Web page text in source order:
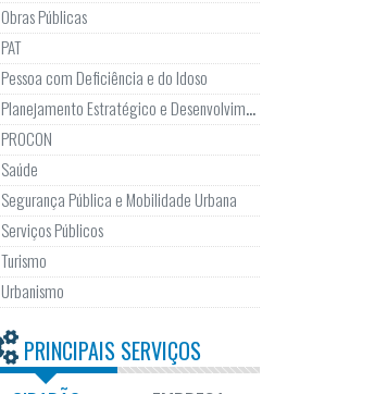
Obras Públicas
PAT
Pessoa com Deficiência e do Idoso
Planejamento Estratégico e Desenvolvimento
PROCON
Saúde
Segurança Pública e Mobilidade Urbana
Serviços Públicos
Turismo
Urbanismo
PRINCIPAIS SERVIÇOS